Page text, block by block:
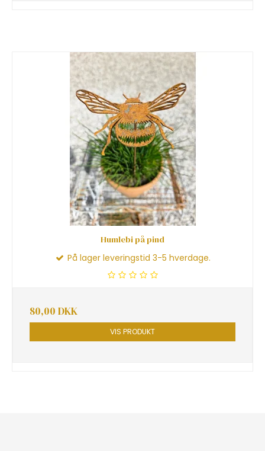
Humlebi på pind
På lager leveringstid 3-5 hverdage.
80,00 DKK
VIS PRODUKT